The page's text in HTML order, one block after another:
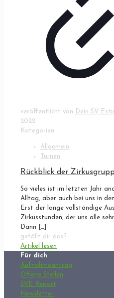
veröffentlicht von Dein SV
2022
Kategorien
Allgemein
Turnen
Rückblick der
So vieles ist im letzten Jahr
Alltag, aber auch bei uns in
Erst der lange vollständige
Zirkusstunden, der uns alle
Dann […]
gefällt dir das?
Artikel lesen
Für dich
Aufnahmeantrag
Offene Stellen
SVE Report
Newsletter